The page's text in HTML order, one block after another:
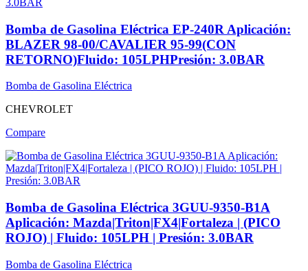
Bomba de Gasolina Eléctrica EP-240R Aplicación:
BLAZER 98-00/CAVALIER 95-99(CON
RETORNO)Fluido: 105LPHPresión: 3.0BAR
Bomba de Gasolina Eléctrica
CHEVROLET
Compare
Bomba de Gasolina Eléctrica 3GUU-9350-B1A
Aplicación: Mazda|Triton|FX4|Fortaleza | (PICO
ROJO) | Fluido: 105LPH | Presión: 3.0BAR
Bomba de Gasolina Eléctrica